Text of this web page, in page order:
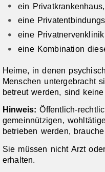
ein Privatkrankenhaus,
eine
eine
eine Kombination
Heime, in denen
Menschen untergebracht
betreut werden, sind
Hinweis:Öffentlich-
gemeinnützigen, wohltä
betrieben werden,
Sie müssen nicht Arzt
erhalten.